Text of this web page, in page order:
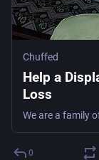
Chuffed
Help a
Loss
0